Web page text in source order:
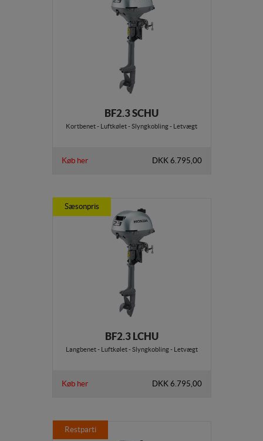
BF2.3 SCHU
Kortbenet - Luftkølet - Slyngkobling - Letvægt
Køb her DKK 6.795,00
Sæsonpris
BF2.3 LCHU
Langbenet - Luftkølet - Slyngkobling - Letvægt
Køb her DKK 6.795,00
Restparti